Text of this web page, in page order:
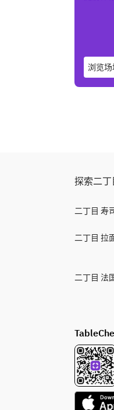
浏览场
探索二
二丁目 寿
二丁目 拉
二丁目 法